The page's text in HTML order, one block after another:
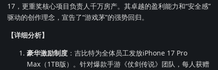
17，更重奖核心项目负责人千万房产。其卓越的盈利能力和“安全感”
驱动的创作理念，宣告了“游戏茅”的强势回归。
【详细分析】
豪华激励制度 ：吉比特为全体员工发放iPhone 17 Pro
Max（1TB版）。针对爆款手游《仗剑传说》团队，每人获赠